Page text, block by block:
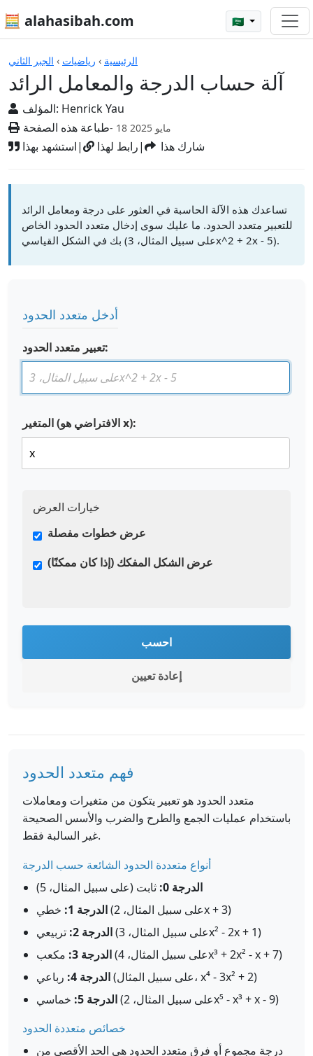
🧮 alahasibah.com 🇸🇦
الرئيسية › رياضيات › الجبر الثاني
آلة حساب الدرجة والمعامل الرائد
المؤلف: Henrick Yau
طباعة هذه الصفحة
- 18 مايو 2025
استشهد بهذا| رابط لهذا| شارك هذا
الآلات الحاسبة
تساعدك هذه الآلة الحاسبة في العثور على درجة ومعامل الرائد
للتعبير متعدد الحدود. ما عليك سوى إدخال متعدد الحدود الخاص
بك في الشكل القياسي (على سبيل المثال، 3x^2 + 2x - 5).
أدخل متعدد الحدود
تعبير متعدد الحدود:
المتغير (الافتراضي هو x):
خيارات العرض
عرض خطوات مفصلة
عرض الشكل المفكك (إذا كان ممكنًا)
احسب
إعادة تعيين
فهم متعدد الحدود
متعدد الحدود هو تعبير يتكون من متغيرات ومعاملات
باستخدام عمليات الجمع والطرح والضرب والأسس الصحيحة
غير السالبة فقط.
أنواع متعددة الحدود الشائعة حسب الدرجة
الدرجة 0:
ثابت (على سبيل المثال، 5)
الدرجة 1:
خطي (على سبيل المثال، 2x + 3)
الدرجة 2:
تربيعي (على سبيل المثال، 3x² - 2x + 1)
الدرجة 3:
مكعب (على سبيل المثال، 4x³ + 2x² - x + 7)
الدرجة 4:
رباعي (على سبيل المثال، x⁴ - 3x² + 2)
الدرجة 5:
خماسي (على سبيل المثال، 2x⁵ - x³ + x - 9)
خصائص متعددة الحدود
درجة مجموع أو فرق متعدد الحدود هي الحد الأقصى من